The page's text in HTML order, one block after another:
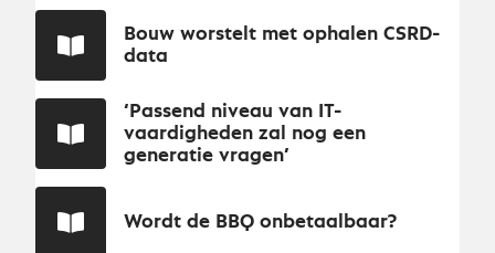
Bouw worstelt met ophalen CSRD-
data
‘Passend niveau van IT-
vaardigheden zal nog een
generatie vragen’
Wordt de BBQ onbetaalbaar?